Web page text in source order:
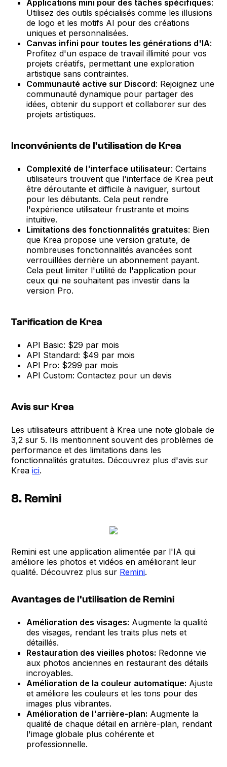
Applications mini pour des tâches spécifiques:
Utilisez des outils spécialisés comme les illusions
de logo et les motifs AI pour des créations
uniques et personnalisées.
Canvas infini pour toutes les générations d'IA:
Profitez d'un espace de travail illimité pour vos
projets créatifs, permettant une exploration
artistique sans contraintes.
Communauté active sur Discord: Rejoignez une
communauté dynamique pour partager des
idées, obtenir du support et collaborer sur des
projets artistiques.
Inconvénients de l'utilisation de Krea
Complexité de l'interface utilisateur: Certains
utilisateurs trouvent que l'interface de Krea peut
être déroutante et difficile à naviguer, surtout
pour les débutants. Cela peut rendre
l'expérience utilisateur frustrante et moins
intuitive.
Limitations des fonctionnalités gratuites: Bien
que Krea propose une version gratuite, de
nombreuses fonctionnalités avancées sont
verrouillées derrière un abonnement payant.
Cela peut limiter l'utilité de l'application pour
ceux qui ne souhaitent pas investir dans la
version Pro.
Tarification de Krea
API Basic: $29 par mois
API Standard: $49 par mois
API Pro: $299 par mois
API Custom: Contactez pour un devis
Avis sur Krea
Les utilisateurs attribuent à Krea une note globale de
3,2 sur 5. Ils mentionnent souvent des problèmes de
performance et des limitations dans les
fonctionnalités gratuites. Découvrez plus d'avis sur
Kreaici.
8. Remini
Remini est une application alimentée par l'IA qui
améliore les photos et vidéos en améliorant leur
qualité. Découvrez plus sur Remini.
Avantages de l'utilisation de Remini
Amélioration des visages: Augmente la qualité
des visages, rendant les traits plus nets et
détaillés.
Restauration des vieilles photos: Redonne vie
aux photos anciennes en restaurant des détails
incroyables.
Amélioration de la couleur automatique: Ajuste
et améliore les couleurs et les tons pour des
images plus vibrantes.
Amélioration de l'arrière-plan: Augmente la
qualité de chaque détail en arrière-plan, rendant
l'image globale plus cohérente et
professionnelle.